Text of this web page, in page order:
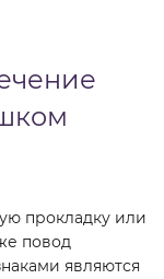
прокладку или
повод
являются